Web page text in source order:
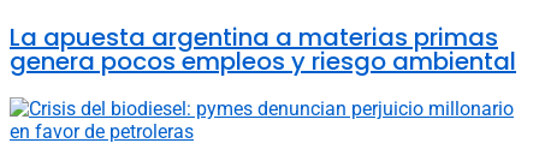
La apuesta argentina a materias primas
genera pocos empleos y riesgo ambiental